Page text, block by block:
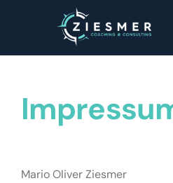
Mario Oliver Ziesmer